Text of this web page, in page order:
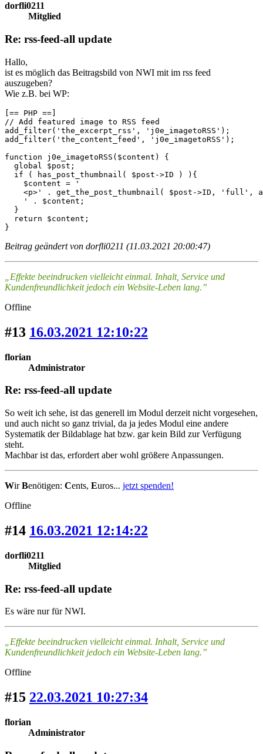
dorfli0211
Mitglied
Re: rss-feed-all update
Hallo,
ist es möglich das Beitragsbild von NWI mit im rss feed
auszugeben?
Wie z.B. bei WP:
[== PHP ==]
// Add featured image to RSS feed
add_filter('the_excerpt_rss', 'j0e_imagetoRSS');
add_filter('the_content_feed', 'j0e_imagetoRSS');
function j0e_imagetoRSS($content) {
  global $post;
  if ( has_post_thumbnail( $post->ID ) ){
    $content = '
<p>' . get_the_post_thumbnail( $post->ID, 'full',
    ' . $content;
  }
  return $content;
}
Beitrag geändert von dorfli0211 (11.03.2021 20:00:47)
„Effekte beeindrucken vielleicht einmal. Inhalt, Service und
Kundenfreundlichkeit jedoch ein Website-Leben lang.”
Offline
#13 16.03.2021 12:10:22
florian
Administrator
Re: rss-feed-all update
So weit ich sehe, ist das generell im Modul derzeit nicht vorgesehen,
und auch nicht so ganz trivial, da ja jedes Modul eine andere
Systematik der Bildablage hat bzw. gar kein Bild zur Verfügung
steht.
Machbar ist das, erfordert aber wohl größere Anpassungen.
WirBenötigen: Cents, Euros... jetzt spenden!
Offline
#14 16.03.2021 12:14:22
dorfli0211
Mitglied
Re: rss-feed-all update
Es wäre nur für NWI.
„Effekte beeindrucken vielleicht einmal. Inhalt, Service und
Kundenfreundlichkeit jedoch ein Website-Leben lang.”
Offline
#15 22.03.2021 10:27:34
florian
Administrator